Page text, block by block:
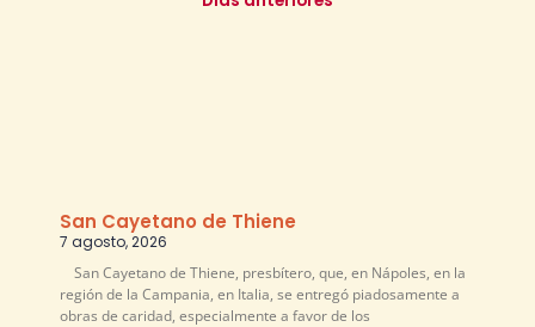
San Cayetano de Thiene
7 agosto, 2026
San Cayetano de Thiene, presbítero, que, en Nápoles, en la
región de la Campania, en Italia, se entregó piadosamente a
obras de caridad, especialmente a favor de los